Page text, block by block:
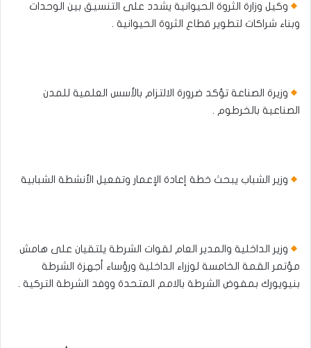
وكيل وزارة الثروة الحيوانية يشدد على التنسيق بين الوحدات
وبناء شراكات لتطوير قطاع الثروة الحيوانية .
وزيرة الصناعة تؤكد ضرورة الالتزام بالأسس العلمية للمدن
الصناعية بالخرطوم .
وزير الشباب يبحث خطة إعادة الإعمار وتفعيل الأنشطة الشبابية
وزير الداخلية والمدير العام لقوات الشرطة يلتقيان على هامش
مؤتمر القمة الخامسة لوزراء الداخلية ورؤساء أجهزة الشرطة
بنيويورك بمفوض الشرطة بالامم المتحدة ووفد الشرطة التركية .